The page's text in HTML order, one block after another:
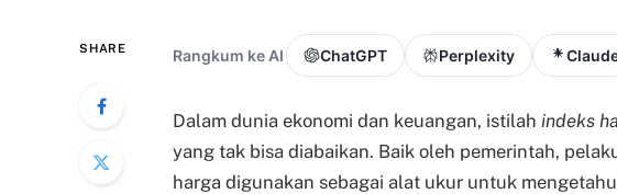
SHARE Rangkum ke AI ChatGPT Perplexity
Dalam dunia ekonomi dan keuangan, istilah indeks
yang tak bisa diabaikan. Baik oleh pemerintah,
harga digunakan sebagai alat ukur untuk